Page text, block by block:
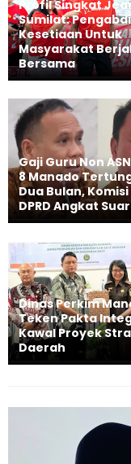
Profil Singkat
Sumilat:
Kesetiaan Untuk
Masyarakat
Bersama
Gaji Guru Non
8 Manado
Dua Bulan, Komisi
DPRD Angkat
Dinas Perkim
Teken Pakta
Kawal Proyek
Daerah